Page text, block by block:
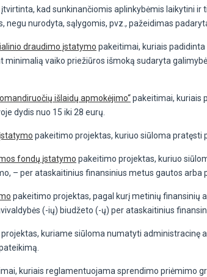
kad sunkinančiomis aplinkybėmis laikytini
negu nurodyta, sąlygomis, pvz., pažeidimas
draudimo įstatymo pakeitimai, kuriais
vaiko priežiūros išmoką sudaryta
išlaidų apmokėjimo“pakeitimai, kuriais
dydis nuo 15 iki 28 eurų.
pakeitimo projektas, kuriuo siūloma pratęsti
fondų įstatymo pakeitimo projektas, kuriuo
– per ataskaitinius finansinius metus gautos arba
pakeitimo projektas, pagal kurį metinių finansinių
(-ių) biudžeto (-ų) per ataskaitinius
kuriame siūloma numatyti administracinę
kuriais reglamentuojama sprendimo priėmimo